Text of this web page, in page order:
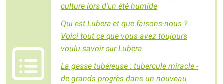
culture lors d'un été humide
Qui est Lubera et que faisons-nous ?
Voici tout ce que vous avez toujours
voulu savoir sur Lubera
La gesse tubéreuse : tubercule miracle -
de grands progrès dans un nouveau